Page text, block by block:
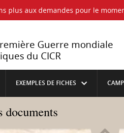
plus aux demandes pour le
Guerre mondiale
du CICR
EXEMPLES DE FICHES
documents